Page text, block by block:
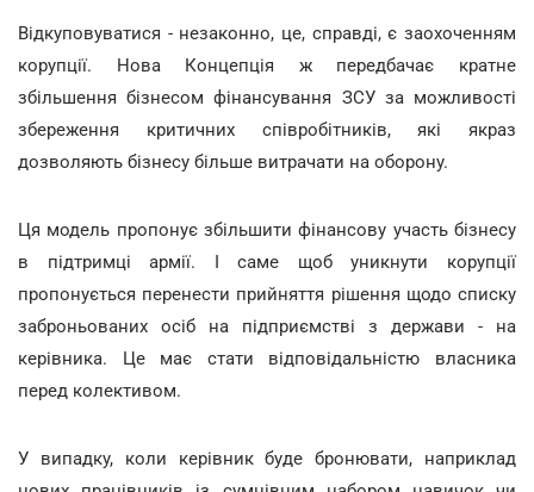
Відкуповуватися - незаконно, це, справді, є заохоченням
корупції. Нова Концепція ж передбачає кратне
збільшення бізнесом фінансування ЗСУ за можливості
збереження критичних співробітників, які якраз
дозволяють бізнесу більше витрачати на оборону.
Ця модель пропонує збільшити фінансову участь бізнесу
в підтримці армії. І саме щоб уникнути корупції
пропонується перенести прийняття рішення щодо списку
заброньованих осіб на підприємстві з держави - на
керівника. Це має стати відповідальністю власника
перед колективом.
У випадку, коли керівник буде бронювати, наприклад